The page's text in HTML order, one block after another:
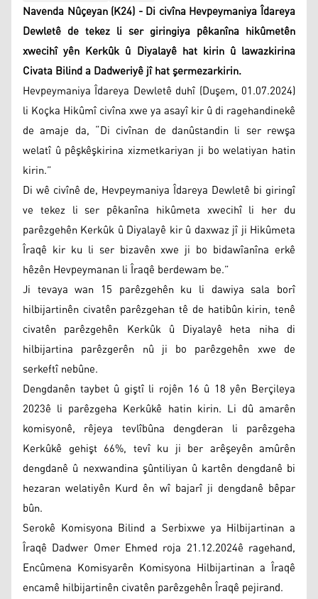
Navenda Nûçeyan (K24) - Di civîna Hevpeymaniya Îdareya
Dewletê de tekez li ser giringiya pêkanîna hikûmetên
xwecihî yên Kerkûk û Diyalayê hat kirin û lawazkirina
Civata Bilind a Dadweriyê jî hat şermezarkirin.
Hevpeymaniya Îdareya Dewletê duhî (Duşem, 01.07.2024)
li Koçka Hikûmî civîna xwe ya asayî kir û di ragehandinekê
de amaje da, “Di civînan de danûstandin li ser rewşa
welatî û pêşkêşkirina xizmetkariyan ji bo welatiyan hatin
kirin.”
Di wê civînê de, Hevpeymaniya Îdareya Dewletê bi giringî
ve tekez li ser pêkanîna hikûmeta xwecihî li her du
parêzgehên Kerkûk û Diyalayê kir û daxwaz jî ji Hikûmeta
Îraqê kir ku li ser bizavên xwe ji bo bidawîanîna erkê
hêzên Hevpeymanan li Îraqê berdewam be.”
Ji tevaya wan 15 parêzgehên ku li dawiya sala borî
hilbijartinên civatên parêzgehan tê de hatibûn kirin, tenê
civatên parêzgehên Kerkûk û Diyalayê heta niha di
hilbijartina parêzgerên nû ji bo parêzgehên xwe de
serkeftî nebûne.
Dengdanên taybet û giştî li rojên 16 û 18 yên Berçileya
2023ê li parêzgeha Kerkûkê hatin kirin. Li dû amarên
komisyonê, rêjeya tevlîbûna dengderan li parêzgeha
Kerkûkê gehişt 66%, tevî ku ji ber arêşeyên amûrên
dengdanê û nexwandina şûntiliyan û kartên dengdanê bi
hezaran welatiyên Kurd ên wî bajarî ji dengdanê bêpar
bûn.
Serokê Komisyona Bilind a Serbixwe ya Hilbijartinan a
Îraqê Dadwer Omer Ehmed roja 21.12.2024ê ragehand,
Encûmena Komisyarên Komisyona Hilbijartinan a Îraqê
encamê hilbijartinên civatên parêzgehên Îraqê pejirand.